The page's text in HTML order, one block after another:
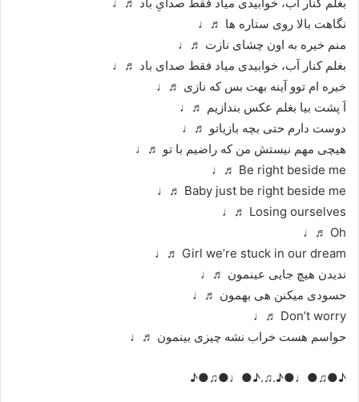
نگاهت بالا روی ستاره ها ♬♩
منم خیره به اون چشای نازت ♬♩
بغلم کنار آب، خوابیدی میاد فقط صدای باد ♬♩
خیره ام توو آینه بهت بس که نازی ♬♩
اَ پشت بیا بغلم عکس بندازیم ♬♩
دوست دارم حتی بچه بازیاتو ♬♩
هیچی مهم نیستش من که راضیم با تو ♬♩
Be right beside me ♬♩
Baby just be right beside me ♬♩
Losing ourselves ♬♩
Oh ♬♩
Girl we’re stuck in our dream ♬♩
ندیدن هیچ جایی عینمون ♬♩
حسودی میکنن هی بهمون ♬♩
Don’t worry ♬♩
حواسم هست خراب نشه چیزی بینمون ♬♩
♪●♫●♩●♪.♫.♪●♩●♫●♪